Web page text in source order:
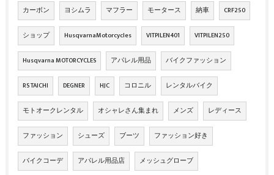
カーボン ヨシムラ マフラー モータース 納車 CRF250
ショップ HusqvarnaMotorcycles VITPILEN401 VITPILEN250
Husqvarna MOTORCYCLES アパレル用品 バイクファッション
RS TAICHI DEGNER HJC コロニル レンタルバイク
モトオークレンタル オシャレさん集まれ メンズ レディース
ファッション シューズ ブーツ ファッション好き
バイクコーデ アパレル用品店 メッシュグローブ